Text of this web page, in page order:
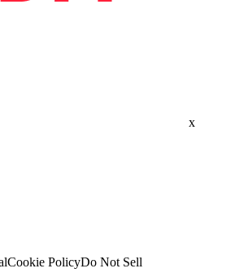
x
Cookie PolicyDo Not Sell